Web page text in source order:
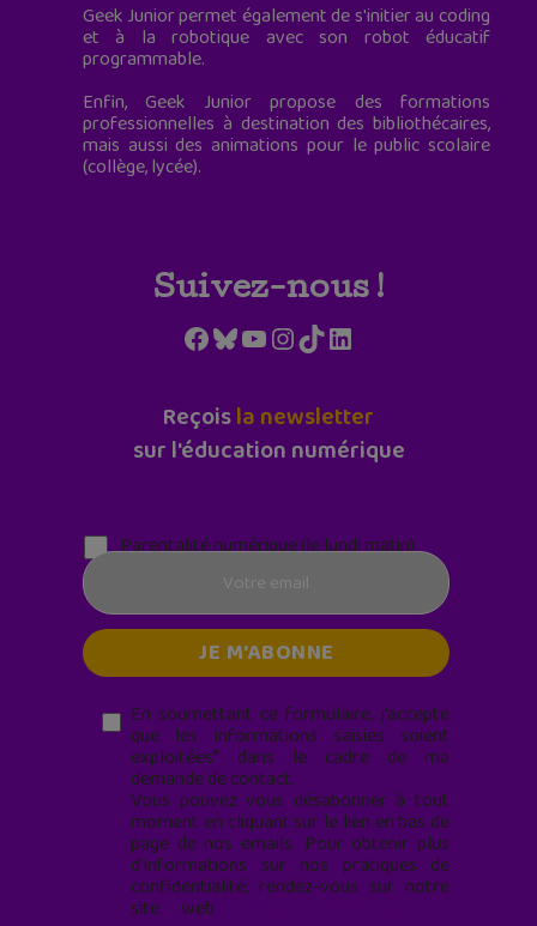
Geek Junior permet également de s'initier au coding
et à la robotique avec son robot éducatif
programmable.
Enfin, Geek Junior propose des formations
professionnelles à destination des bibliothécaires,
mais aussi des animations pour le public scolaire
(collège, lycée).
Suivez-nous !
Facebook
Bluesky
YouTube
Instagram
TikTokLinkedIn
Reçoisla newsletter
sur l'éducation numérique
Parentalité numérique (le lundi matin)
En soumettant ce formulaire, j’accepte
que les informations saisies soient
exploitées* dans le cadre de ma
demande de contact.
Vous pouvez vous désabonner à tout
moment en cliquant sur le lien en bas de
page de nos emails. Pour obtenir plus
d'informations sur nos pratiques de
confidentialité, rendez-vous sur notre
site web